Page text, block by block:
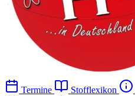
Termine Stofflexikon